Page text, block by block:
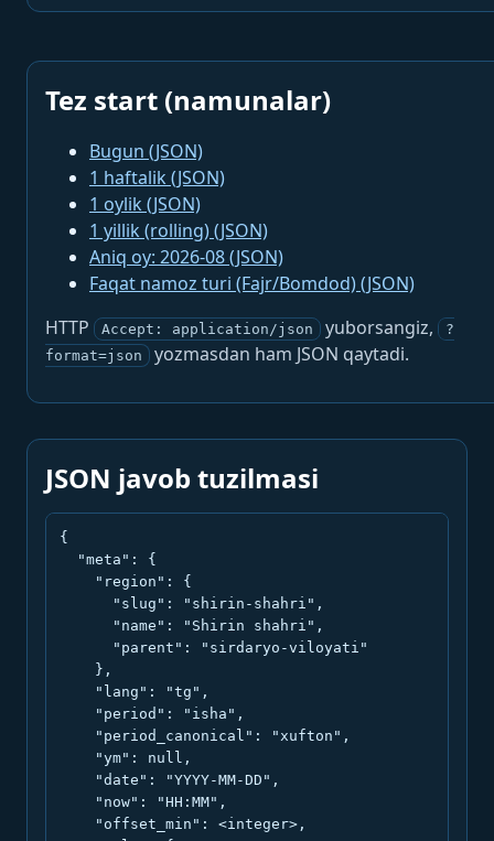
Tez start (namunalar)
Bugun (JSON)
1 haftalik (JSON)
1 oylik (JSON)
1 yillik (rolling) (JSON)
Aniq oy: 2026-08 (JSON)
Faqat namoz turi (Fajr/Bomdod) (JSON)
HTTP
Accept: application/json yuborsangiz,
?
format=json
yozmasdan ham JSON qaytadi.
JSON javob tuzilmasi
{
  "meta": {
    "region": {
      "slug": "shirin-shahri",
      "name": "Shirin shahri",
      "parent": "sirdaryo-viloyati"
    },
    "lang": "tg",
    "period": "isha",
    "period_canonical": "xufton",
    "ym": null,
    "date": "YYYY-MM-DD",
    "now": "HH:MM",
    "offset_min": <integer>,